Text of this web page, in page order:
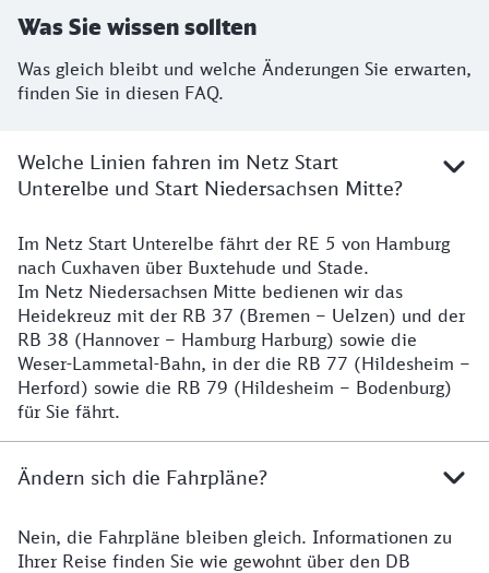
Was Sie wissen sollten
Was gleich bleibt und welche Änderungen Sie erwarten,
finden Sie in diesen FAQ.
Welche Linien fahren im Netz Start
Unterelbe und Start Niedersachsen Mitte?
Details
Im Netz Start Unterelbe fährt der RE 5 von Hamburg
nach Cuxhaven über Buxtehude und Stade.
Im Netz Niedersachsen Mitte bedienen wir das
Heidekreuz mit der RB 37 (Bremen – Uelzen) und der
RB 38 (Hannover – Hamburg Harburg) sowie die
Weser-Lammetal-Bahn, in der die RB 77 (Hildesheim –
Herford) sowie die RB 79 (Hildesheim – Bodenburg)
für Sie fährt.
Ändern sich die Fahrpläne?
Details zu den Fahrplänen
Nein, die Fahrpläne bleiben gleich. Informationen zu
Ihrer Reise finden Sie wie gewohnt über den DB